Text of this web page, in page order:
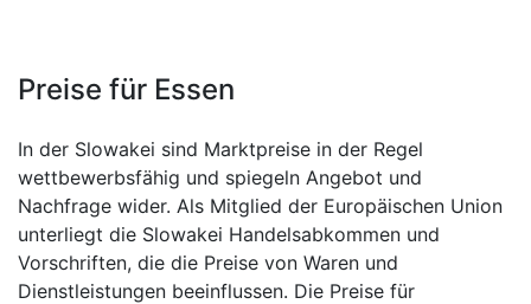
Preise für Essen
In der Slowakei sind Marktpreise in der Regel
wettbewerbsfähig und spiegeln Angebot und
Nachfrage wider. Als Mitglied der Europäischen Union
unterliegt die Slowakei Handelsabkommen und
Vorschriften, die die Preise von Waren und
Dienstleistungen beeinflussen. Die Preise für